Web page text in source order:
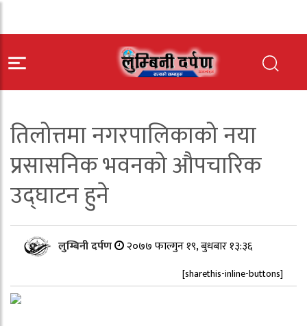
तिलोत्तमा नगरपालिकाको नया
प्रसासनिक भवनको औपचारिक
उद्घाटन हुने
लुम्बिनी दर्पण २०७७ फाल्गुन १९, बुधबार १३:३६
[sharethis-inline-buttons]